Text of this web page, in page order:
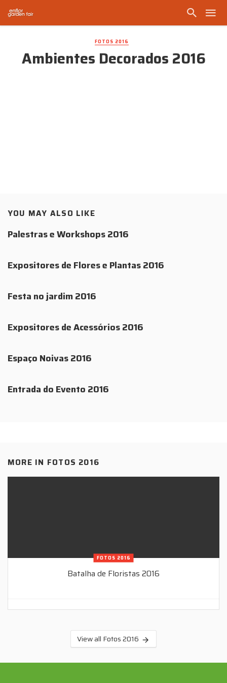
FOTOS 2016
Ambientes Decorados 2016
YOU MAY ALSO LIKE
Palestras e Workshops 2016
Expositores de Flores e Plantas 2016
Festa no jardim 2016
Expositores de Acessórios 2016
Espaço Noivas 2016
Entrada do Evento 2016
MORE IN FOTOS 2016
FOTOS 2016
Batalha de Floristas 2016
View all Fotos 2016